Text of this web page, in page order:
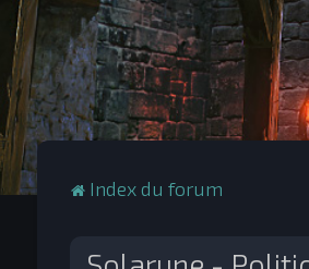
Index du forum